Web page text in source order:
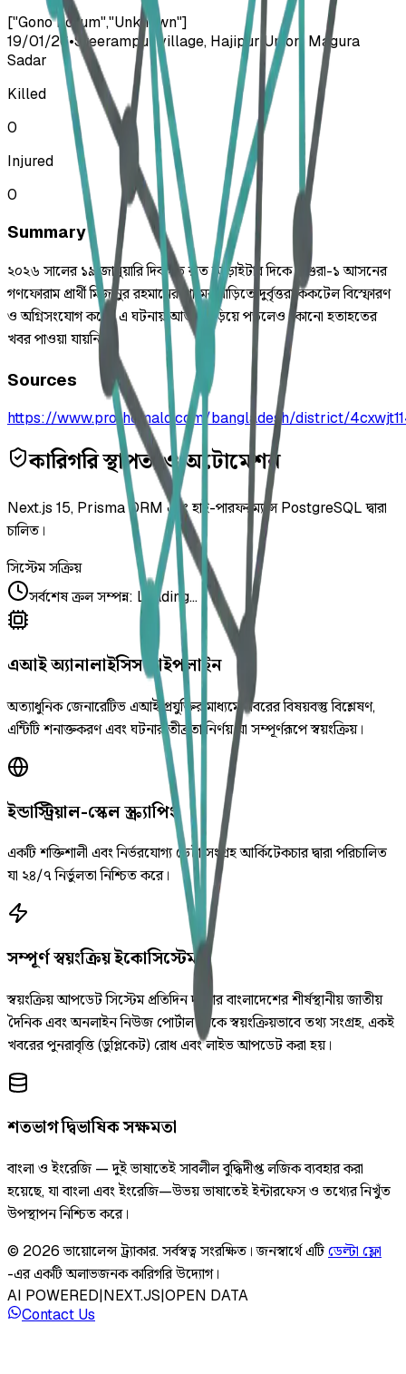
["Gono Forum","Unknown"]
19/01/26•Sreerampur village, Hajipur Union, Magura
Sadar
Killed
0
Injured
0
Summary
২০২৬ সালের ১৯ জানুয়ারি দিবাগত রাত আড়াইটার দিকে মাগুরা-১ আসনের
গণফোরাম প্রার্থী মিজানুর রহমানের গ্রামের বাড়িতে দুর্বৃত্তরা ককটেল বিস্ফোরণ
ও অগ্নিসংযোগ করে। এ ঘটনায় আতঙ্ক ছড়িয়ে পড়লেও কোনো হতাহতের
খবর পাওয়া যায়নি।
Sources
https://www.prothomalo.com/bangladesh/district/
কারিগরি স্থাপত্য ও অটোমেশন
Next.js 15, Prisma ORM এবং হাই-পারফরম্যান্স PostgreSQL দ্বারা
চালিত।
সিস্টেম সক্রিয়
সর্বশেষ ক্রল সম্পন্ন: Loading...
এআই অ্যানালাইসিস পাইপলাইন
অত্যাধুনিক জেনারেটিভ এআই প্রযুক্তির মাধ্যমে খবরের বিষয়বস্তু বিশ্লেষণ,
এন্টিটি শনাক্তকরণ এবং ঘটনার তীব্রতা নির্ণয় যা সম্পূর্ণরূপে স্বয়ংক্রিয়।
ইন্ডাস্ট্রিয়াল-স্কেল স্ক্র্যাপিং
একটি শক্তিশালী এবং নির্ভরযোগ্য ডেটা সংগ্রহ আর্কিটেকচার দ্বারা পরিচালিত
যা ২৪/৭ নির্ভুলতা নিশ্চিত করে।
সম্পূর্ণ স্বয়ংক্রিয় ইকোসিস্টেম
স্বয়ংক্রিয় আপডেট সিস্টেম প্রতিদিন দুইবার বাংলাদেশের শীর্ষস্থানীয় জাতীয়
দৈনিক এবং অনলাইন নিউজ পোর্টাল থেকে স্বয়ংক্রিয়ভাবে তথ্য সংগ্রহ, একই
খবরের পুনরাবৃত্তি (ডুপ্লিকেট) রোধ এবং লাইভ আপডেট করা হয়।
শতভাগ দ্বিভাষিক সক্ষমতা
বাংলা ও ইংরেজি — দুই ভাষাতেই সাবলীল বুদ্ধিদীপ্ত লজিক ব্যবহার করা
হয়েছে, যা বাংলা এবং ইংরেজি—উভয় ভাষাতেই ইন্টারফেস ও তথ্যের নিখুঁত
উপস্থাপন নিশ্চিত করে।
© 2026 ভায়োলেন্স ট্র্যাকার.সর্বস্বত্ব সংরক্ষিত। জনস্বার্থে এটিডেল্টা ফ্লো
-এর একটি অলাভজনক কারিগরি উদ্যোগ।
AI POWERED|NEXT.JS|OPEN DATA
Contact Us